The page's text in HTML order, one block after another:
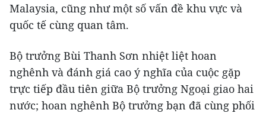
Malaysia, cũng như một số vấn đề khu vực và
quốc tế cùng quan tâm.
Bộ trưởng Bùi Thanh Sơn nhiệt liệt hoan
nghênh và đánh giá cao ý nghĩa của cuộc gặp
trực tiếp đầu tiên giữa Bộ trưởng Ngoại giao hai
nước; hoan nghênh Bộ trưởng bạn đã cùng phối